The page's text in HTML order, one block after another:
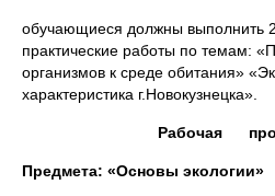
обучающиеся должны выполнить
практические работы по темам:
организмов к среде обитания»
характеристика г.Новокузнецка».
Рабочая
Предмета: «Основы экологии»